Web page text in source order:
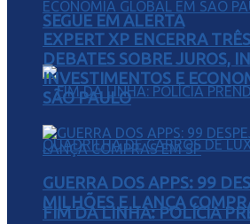
SEGUE EM ALERTA
FIM DA LINHA: POLÍCIA
EXPERT XP ENCERRA
DEBATES SOBRE JUROS,
INVESTIMENTOS E
SÃO PAULO
GUERRA DOS APPS: 99
MILHÕES E LANÇA